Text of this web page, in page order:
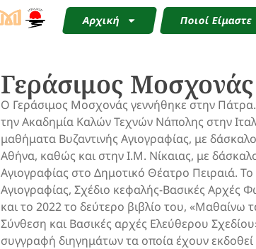
Αρχική Ποιοί Είμαστε
Γεράσιμος Μοσχονάς
Ο Γεράσιμος Μοσχονάς γεννήθηκε στην
την Ακαδημία Καλών Τεχνών Νάπολης στην
μαθήματα Βυζαντινής Αγιογραφίας, με
Αθήνα, καθώς και στην Ι.Μ. Νίκαιας, με
Αγιογραφίας στο Δημοτικό Θέατρο Πειραιά.
Αγιογραφίας, Σχέδιο κεφαλής-Βασικές Αρχές
και το 2022 το δεύτερο βιβλίο του, «Μαθαίνω
Σύνθεση και Βασικές αρχές Ελεύθερου
συγγραφή διηγημάτων τα οποία έχουν